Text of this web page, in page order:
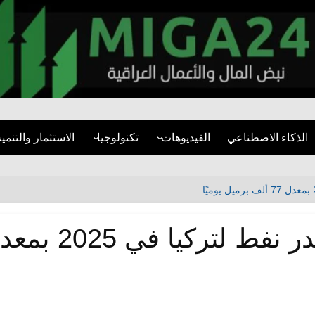
miga24.com
الذكاء الاصطناعي الفيديوهات
مقابلات
تكنولوجيا الاستثمار
التنمية المستدامة